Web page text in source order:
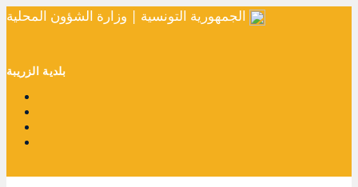
الجمهورية التونسية | وزارة الشؤون المحلية
بلدية الزريبة